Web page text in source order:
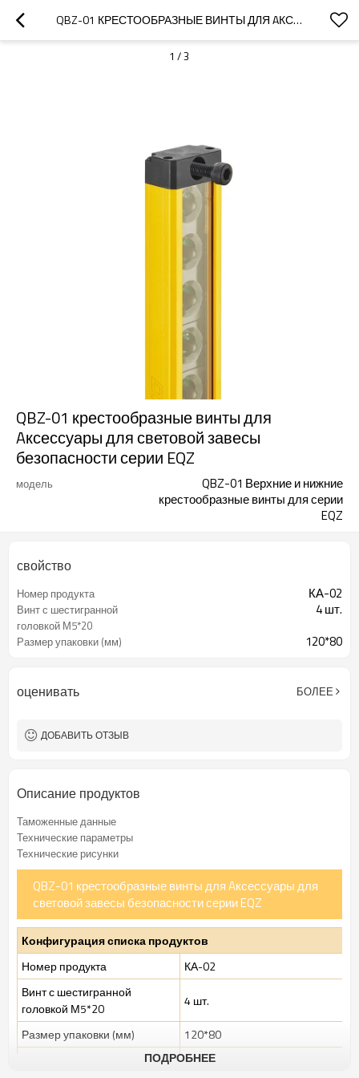
QBZ-01 КРЕСТООБРАЗНЫЕ ВИНТЫ ДЛЯ AКСЕССУАРЫ ДЛЯ СВЕТОВОЙ ЗАВЕСЫ БЕЗОПАСНОСТИ СЕРИИ EQZ
1 /3
QBZ-01 крестообразные винты для
Aксессуары для световой завесы
безопасности серии EQZ
модель
QBZ-01 Верхние и нижние
крестообразные винты для серии
EQZ
свойство
Номер продукта КА-02
Винт с шестигранной
головкой М5*20
4 шт.
Размер упаковки (мм) 120*80
оценивать БОЛЕЕ
ДОБАВИТЬ ОТЗЫВ
Описание продуктов
Таможенные данные
Технические параметры
Технические рисунки
QBZ-01 крестообразные винты для Aксессуары для
световой завесы безопасности серии EQZ
Конфигурация списка продуктов
Номер продукта
КА-02
Винт с шестигранной
головкой М5*20
4 шт.
Размер упаковки (мм)
120*80
18
ПОДРОБНЕЕ